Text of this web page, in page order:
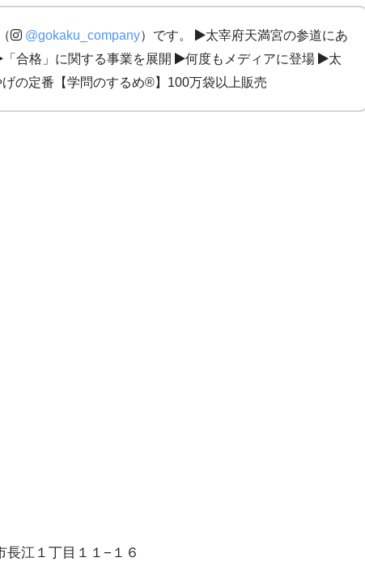
@gokaku_company）です。
太宰府天満宮の参道にあ
「合格」に関する事業を展開 何度もメディアに登場
太
の定番【学問のするめ®】100万袋以上販売
長江１丁目１１−１６